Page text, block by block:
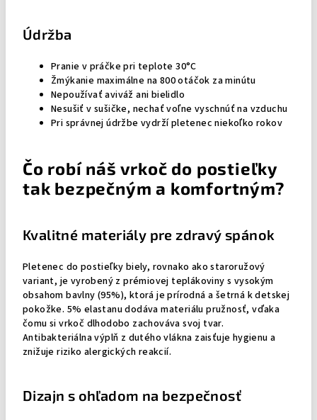
Údržba
Pranie v práčke pri teplote 30°C
Žmýkanie maximálne na 800 otáčok za minútu
Nepoužívať aviváž ani bielidlo
Nesušiť v sušičke, nechať voľne vyschnúť na vzduchu
Pri správnej údržbe vydrží pletenec niekoľko rokov
Čo robí náš vrkoč do postieľky
tak bezpečným a komfortným?
Kvalitné materiály pre zdravý spánok
Pletenec do postieľky biely, rovnako ako staroružový
variant, je vyrobený z prémiovej teplákoviny s vysokým
obsahom bavlny (95%), ktorá je prírodná a šetrná k detskej
pokožke. 5% elastanu dodáva materiálu pružnosť, vďaka
čomu si vrkoč dlhodobo zachováva svoj tvar.
Antibakteriálna výplň z dutého vlákna zaisťuje hygienu a
znižuje riziko alergických reakcií.
Dizajn s ohľadom na bezpečnosť